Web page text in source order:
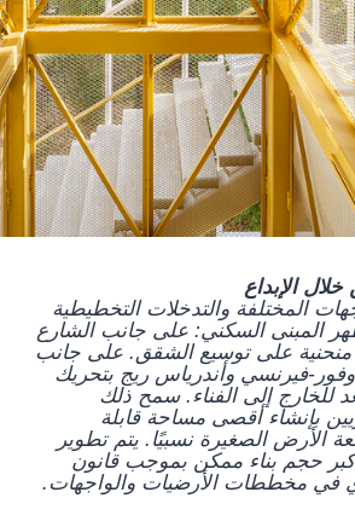
الإبداع
المختلفة والتدخلات التخطيطية
المبنى السكني: على جانب الشارع
منحنية على توسيع الشقق. على جانب
فيرنسي وأندرياس ريج بتحريك
للخارج إلى الفناء. سمح ذلك
بإنشاء أقصى مساحة قابلة
الأرض الصغيرة نسبيًا. يتم تطوير
حجم بناء ممكن بموجب قانون
في مخططات الأرضيات والواجهات.